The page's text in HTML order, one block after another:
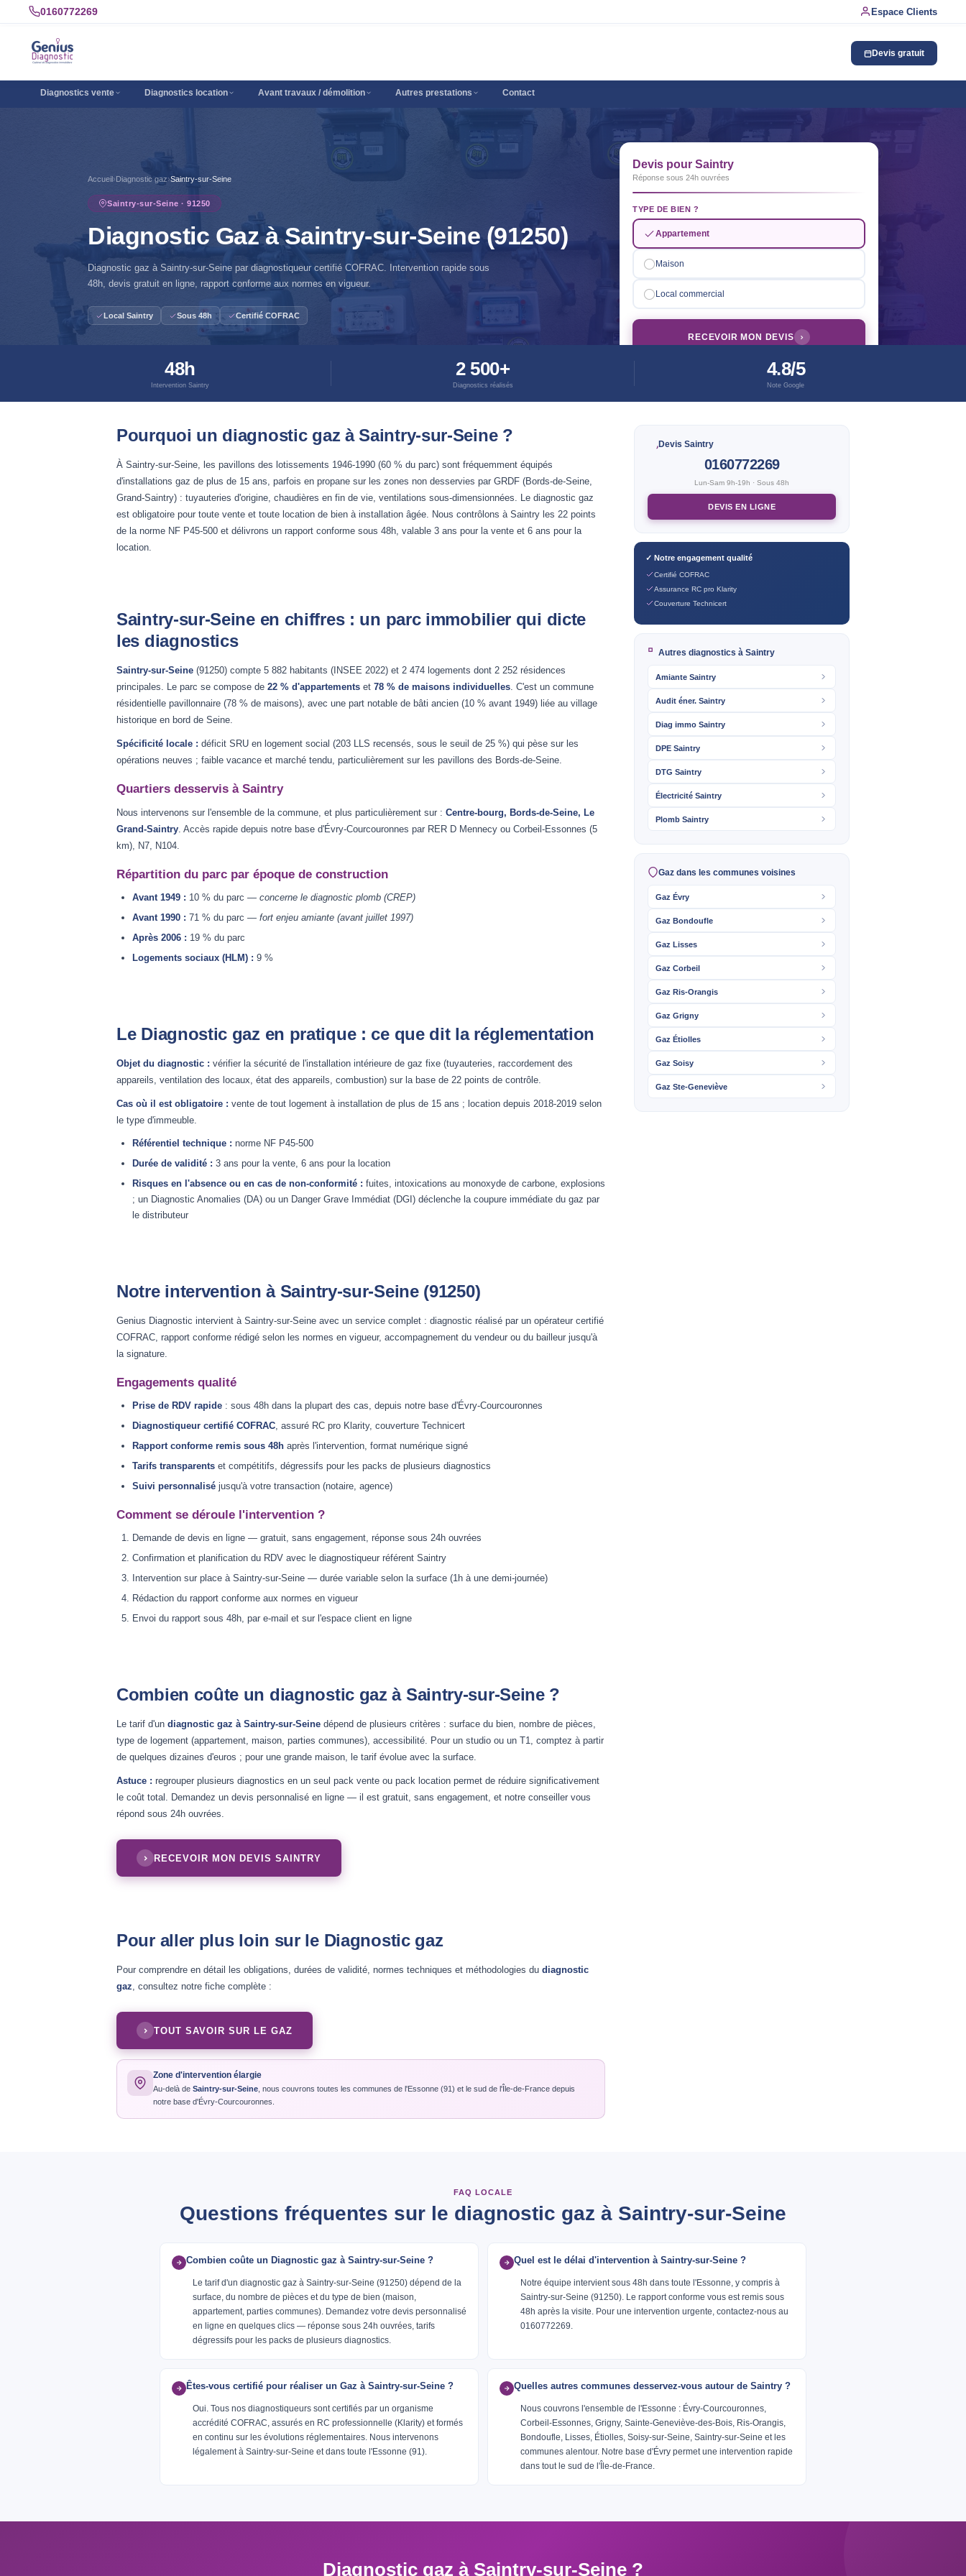
0160772269 Espace Clients
Devis gratuit
Diagnostics vente Diagnostics location Avant travaux / démolition Autres prestations Contact
Accueil›Diagnostic gaz›Saintry-sur-Seine
Saintry-sur-Seine · 91250
Diagnostic Gaz à Saintry-sur-Seine (91250)
Diagnostic gaz à Saintry-sur-Seine par diagnostiqueur certifié COFRAC. Intervention rapide sous
48h, devis gratuit en ligne, rapport conforme aux normes en vigueur.
Local Saintry Sous 48h Certifié COFRAC
Devis pour Saintry
Réponse sous 24h ouvrées
TYPE DE BIEN ?
Appartement
Maison
Local commercial
RECEVOIR MON DEVIS
48h
Intervention Saintry
2 500+
Diagnostics réalisés
4.8/5
Note Google
Pourquoi un diagnostic gaz à Saintry-sur-Seine ?
À Saintry-sur-Seine, les pavillons des lotissements 1946-1990 (60 % du parc) sont fréquemment équipés
d'installations gaz de plus de 15 ans, parfois en propane sur les zones non desservies par GRDF (Bords-de-Seine,
Grand-Saintry) : tuyauteries d'origine, chaudières en fin de vie, ventilations sous-dimensionnées. Le diagnostic gaz
est obligatoire pour toute vente et toute location de bien à installation âgée. Nous contrôlons à Saintry les 22 points
de la norme NF P45-500 et délivrons un rapport conforme sous 48h, valable 3 ans pour la vente et 6 ans pour la
location.
Saintry-sur-Seine en chiffres : un parc immobilier qui dicte
les diagnostics
Saintry-sur-Seine (91250) compte 5 882 habitants (INSEE 2022) et 2 474 logements dont 2 252 résidences
principales. Le parc se compose de 22 % d'appartements et 78 % de maisons individuelles. C'est un commune
résidentielle pavillonnaire (78 % de maisons), avec une part notable de bâti ancien (10 % avant 1949) liée au village
historique en bord de Seine.
Spécificité locale : déficit SRU en logement social (203 LLS recensés, sous le seuil de 25 %) qui pèse sur les
opérations neuves ; faible vacance et marché tendu, particulièrement sur les pavillons des Bords-de-Seine.
Quartiers desservis à Saintry
Nous intervenons sur l'ensemble de la commune, et plus particulièrement sur : Centre-bourg, Bords-de-Seine, Le
Grand-Saintry. Accès rapide depuis notre base d'Évry-Courcouronnes par RER D Mennecy ou Corbeil-Essonnes (5
km), N7, N104.
Répartition du parc par époque de construction
Avant 1949 : 10 % du parc — concerne le diagnostic plomb (CREP)
Avant 1990 : 71 % du parc — fort enjeu amiante (avant juillet 1997)
Après 2006 : 19 % du parc
Logements sociaux (HLM) : 9 %
Le Diagnostic gaz en pratique : ce que dit la réglementation
Objet du diagnostic : vérifier la sécurité de l'installation intérieure de gaz fixe (tuyauteries, raccordement des
appareils, ventilation des locaux, état des appareils, combustion) sur la base de 22 points de contrôle.
Cas où il est obligatoire : vente de tout logement à installation de plus de 15 ans ; location depuis 2018-2019 selon
le type d'immeuble.
Référentiel technique : norme NF P45-500
Durée de validité : 3 ans pour la vente, 6 ans pour la location
Risques en l'absence ou en cas de non-conformité : fuites, intoxications au monoxyde de carbone, explosions
; un Diagnostic Anomalies (DA) ou un Danger Grave Immédiat (DGI) déclenche la coupure immédiate du gaz par
le distributeur
Notre intervention à Saintry-sur-Seine (91250)
Genius Diagnostic intervient à Saintry-sur-Seine avec un service complet : diagnostic réalisé par un opérateur certifié
COFRAC, rapport conforme rédigé selon les normes en vigueur, accompagnement du vendeur ou du bailleur jusqu'à
la signature.
Engagements qualité
Prise de RDV rapide : sous 48h dans la plupart des cas, depuis notre base d'Évry-Courcouronnes
Diagnostiqueur certifié COFRAC, assuré RC pro Klarity, couverture Technicert
Rapport conforme remis sous 48h après l'intervention, format numérique signé
Tarifs transparents et compétitifs, dégressifs pour les packs de plusieurs diagnostics
Suivi personnalisé jusqu'à votre transaction (notaire, agence)
Comment se déroule l'intervention ?
Demande de devis en ligne — gratuit, sans engagement, réponse sous 24h ouvrées
Confirmation et planification du RDV avec le diagnostiqueur référent Saintry
Intervention sur place à Saintry-sur-Seine — durée variable selon la surface (1h à une demi-journée)
Rédaction du rapport conforme aux normes en vigueur
Envoi du rapport sous 48h, par e-mail et sur l'espace client en ligne
Combien coûte un diagnostic gaz à Saintry-sur-Seine ?
Le tarif d'un diagnostic gaz à Saintry-sur-Seine dépend de plusieurs critères : surface du bien, nombre de pièces,
type de logement (appartement, maison, parties communes), accessibilité. Pour un studio ou un T1, comptez à partir
de quelques dizaines d'euros ; pour une grande maison, le tarif évolue avec la surface.
Astuce : regrouper plusieurs diagnostics en un seul pack vente ou pack location permet de réduire significativement
le coût total. Demandez un devis personnalisé en ligne — il est gratuit, sans engagement, et notre conseiller vous
répond sous 24h ouvrées.
RECEVOIR MON DEVIS SAINTRY
Pour aller plus loin sur le Diagnostic gaz
Pour comprendre en détail les obligations, durées de validité, normes techniques et méthodologies du diagnostic
gaz, consultez notre fiche complète :
TOUT SAVOIR SUR LE GAZ
Zone d'intervention élargie
Au-delà de Saintry-sur-Seine , nous couvrons toutes les communes de l'Essonne (91) et le sud de l'Île-de-France depuis
notre base d'Évry-Courcouronnes.
Devis Saintry
0160772269
Lun-Sam 9h-19h · Sous 48h
DEVIS EN LIGNE
✓ Notre engagement qualité
Certifié COFRAC
Assurance RC pro Klarity
Couverture Technicert
Autres diagnostics à Saintry
Amiante Saintry
Audit éner. Saintry
Diag immo Saintry
DPE Saintry
DTG Saintry
Électricité Saintry
Plomb Saintry
Gaz dans les communes voisines
Gaz Évry
Gaz Bondoufle
Gaz Lisses
Gaz Corbeil
Gaz Ris-Orangis
Gaz Grigny
Gaz Étiolles
Gaz Soisy
Gaz Ste-Geneviève
FAQ LOCALE
Questions fréquentes sur le diagnostic gaz à Saintry-sur-Seine
Combien coûte un Diagnostic gaz à Saintry-sur-Seine ?
Le tarif d'un diagnostic gaz à Saintry-sur-Seine (91250) dépend de la
surface, du nombre de pièces et du type de bien (maison,
appartement, parties communes). Demandez votre devis personnalisé
en ligne en quelques clics — réponse sous 24h ouvrées, tarifs
dégressifs pour les packs de plusieurs diagnostics.
Quel est le délai d'intervention à Saintry-sur-Seine ?
Notre équipe intervient sous 48h dans toute l'Essonne, y compris à
Saintry-sur-Seine (91250). Le rapport conforme vous est remis sous
48h après la visite. Pour une intervention urgente, contactez-nous au
0160772269.
Êtes-vous certifié pour réaliser un Gaz à Saintry-sur-Seine ?
Oui. Tous nos diagnostiqueurs sont certifiés par un organisme
accrédité COFRAC, assurés en RC professionnelle (Klarity) et formés
en continu sur les évolutions réglementaires. Nous intervenons
légalement à Saintry-sur-Seine et dans toute l'Essonne (91).
Quelles autres communes desservez-vous autour de Saintry ?
Nous couvrons l'ensemble de l'Essonne : Évry-Courcouronnes,
Corbeil-Essonnes, Grigny, Sainte-Geneviève-des-Bois, Ris-Orangis,
Bondoufle, Lisses, Étiolles, Soisy-sur-Seine, Saintry-sur-Seine et les
communes alentour. Notre base d'Évry permet une intervention rapide
dans tout le sud de l'Île-de-France.
Diagnostic gaz à Saintry-sur-Seine ?